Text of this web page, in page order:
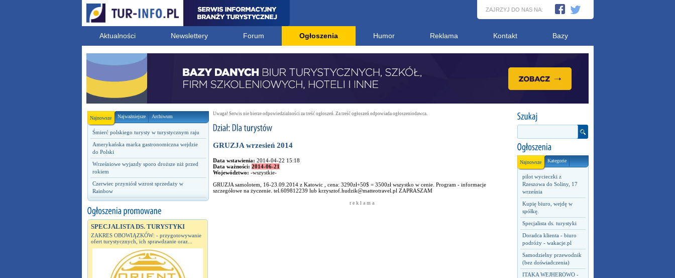
ZAJRZYJ DO NAS NA:
Aktualności Newslettery Forum Ogłoszenia Humor Reklama Kontakt Bazy
Najnowsze Najważniejsze Archiwum
Śmierć polskiego turysty w turystycznym raju
Amerykańska marka gastronomiczna wejdzie
do Polski
Wrześniowe wyjazdy sporo droższe niż przed
rokiem
Czerwiec przyniósł wzrost sprzedaży w
Rainbow
SPECJALISTA DS. TURYSTYKI
ZAKRES OBOWIĄZKÓW: - przygotowywanie
ofert turystycznych, ich sprawdzanie oraz...
Najnowsze Kategorie
pilot wycieczki z
Rzeszowa do Soliny, 17
września
Kupię biuro, wejdę w
spółkę.
Specjalista ds. turystyki
Doradca klienta - biuro
podróży - wakacje.pl
Samodzielny przewodnik
(bez doświadczenia)
ITAKA WEJHEROWO -
Uwaga! Serwis nie bierze odpowiedzialności za treść ogłoszeń. Za treść ogłoszeń odpowiada ogłoszeniodawca.
GRUZJA wrzesień 2014
Data wstawienia: 2014-04-22 15:18
Data ważności: 2014-06-21
Województwo: -wszystkie-
GRUZJA samolotem, 16-23.09.2014 z Katowic , cena: 3290zł+50$ = 3500zł wszystko w cenie. Program - informacje
szczegółowe na życzenie. tel.609812239 lub krzysztof.hudzik@matteotravel.pl ZAPRASZAM
r e k l a m a